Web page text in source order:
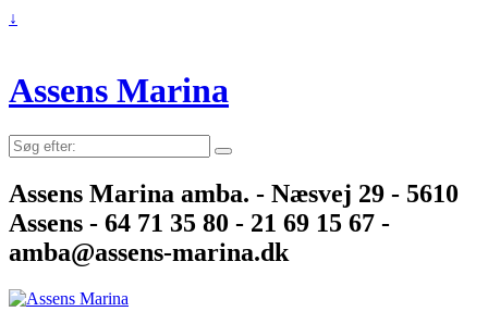
↓
Assens Marina
Søg
efter:
Assens Marina amba. - Næsvej 29 - 5610
Assens - 64 71 35 80 - 21 69 15 67 -
amba@assens-marina.dk